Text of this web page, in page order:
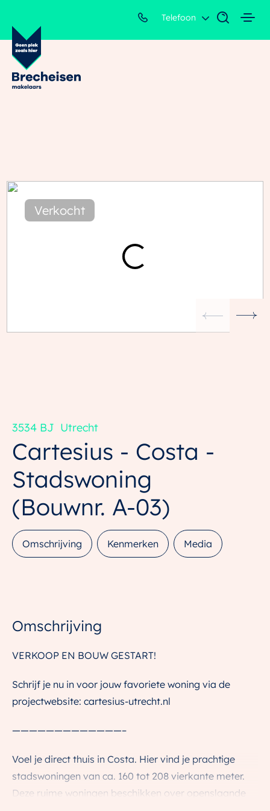
Telefoon
Verkocht
Cartesius - Costa -
Stadswoning
(Bouwnr. A-03)
3534 BJ Utrecht
Omschrijving Kenmerken Media
Omschrijving
VERKOOP EN BOUW GESTART!
Schrijf je nu in voor jouw favoriete woning via de
projectwebsite: cartesius-utrecht.nl
—————————————–
Voel je direct thuis in Costa. Hier vind je prachtige
stadswoningen van ca. 160 tot 208 vierkante meter.
Deze ruime woningen beschikken over openslaande